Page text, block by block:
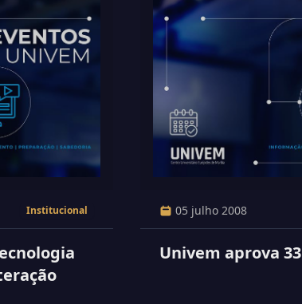
Institucional 05 julho 2008
Univem aprova 33